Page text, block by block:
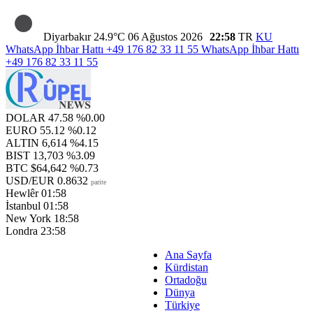
Diyarbakır 24.9°C 06 Ağustos 2026 22:58 TR KU
WhatsApp İhbar Hattı +49 176 82 33 11 55 WhatsApp İhbar Hattı
+49 176 82 33 11 55
DOLAR 47.58 %0.00
EURO 55.12 %0.12
ALTIN 6,614 %4.15
BIST 13,703 %3.09
BTC $64,642 %0.73
USD/EUR 0.8632 parite
Hewlêr 01:58
İstanbul 01:58
New York 18:58
Londra 23:58
Ana Sayfa
Kürdistan
Ortadoğu
Dünya
Türkiye